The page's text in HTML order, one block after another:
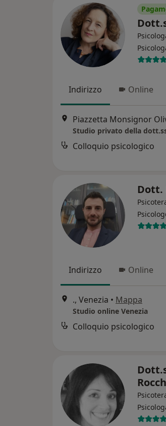
Indirizzo Online
Piazzetta Monsignor
Colloquio psicologico
Dott.
Indirizzo Online
., Venezia • Mappa
Studio online Venezia
Colloquio psicologico